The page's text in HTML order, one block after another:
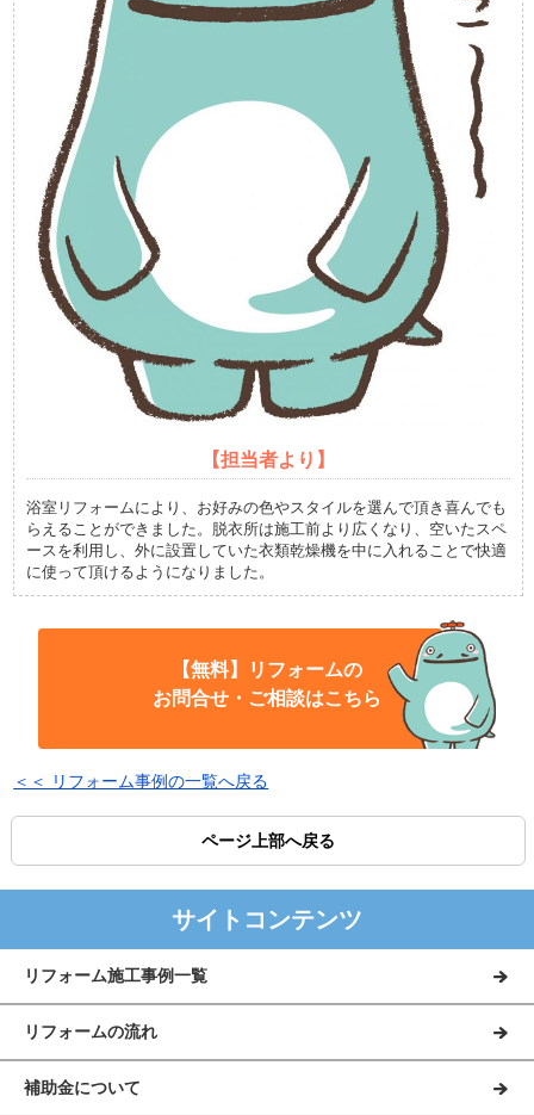
【担当者より】
浴室リフォームにより、お好みの色やスタイルを選んで頂き喜んでも
らえることができました。脱衣所は施工前より広くなり、空いたスペ
ースを利用し、外に設置していた衣類乾燥機を中に入れることで快適
に使って頂けるようになりました。
【無料】リフォームの
お問合せ・ご相談はこちら
＜＜ リフォーム事例の一覧へ戻る
ページ上部へ戻る
サイトコンテンツ
リフォーム施工事例一覧
リフォームの流れ
補助金について